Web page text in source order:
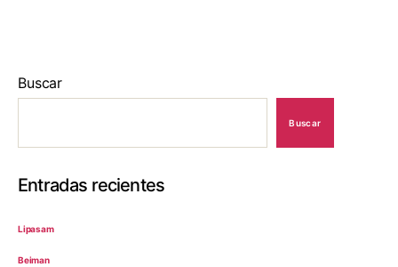
Buscar
Buscar
Entradas recientes
Lipasam
Beiman